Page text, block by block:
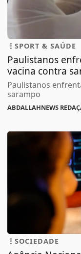
SPORT & SAÚDE
Paulistanos
vacina contra
Paulistanos
sarampo
ABDALLAHNEWS
SOCIEDADE